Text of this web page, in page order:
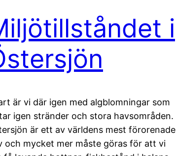
i
är vi där igen med algblomningar som
igen stränder och stora havsområden.
är ett av världens mest förorenade
och mycket mer måste göras för att vi